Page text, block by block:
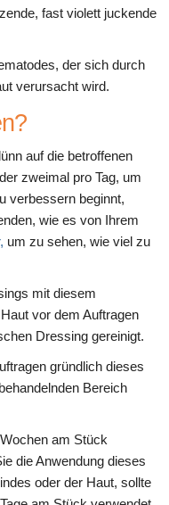
fast violett juckende
der sich durch
verursacht wird.
auf die betroffenen
zweimal pro Tag, um
verbessern beginnt,
wie es von Ihrem
um zu sehen, wie viel zu
mit diesem
vor dem Auftragen
Dressing gereinigt.
gründlich dieses
Bereich
am Stück
die Anwendung dieses
oder der Haut, sollte